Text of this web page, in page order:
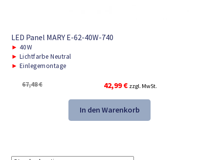
LED Panel MARY E-62-40W-740
► 40W
► Lichtfarbe Neutral
► Einlegemontage
67,48€
Ursprünglicher
war:
67,48 €
42,99€Aktueller
ist:
42,99 €.
zzgl. MwSt.
In den Warenkorb